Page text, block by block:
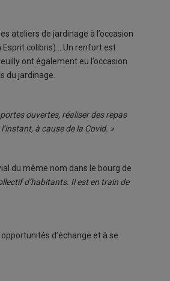
ateliers de jardinage à l’occasion
colibris)... Un renfort est
ont également eu l’occasion
du jardinage.
ouvertes, réaliser des repas
à cause de la Covid. »
du même nom dans le bourg de
d’habitants. Il est en train de
d’échange et à se